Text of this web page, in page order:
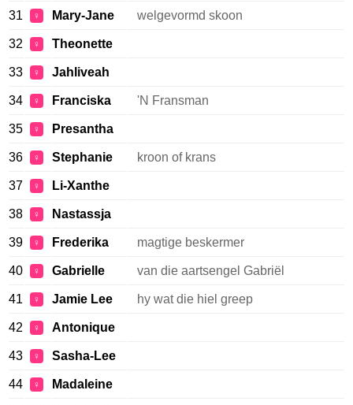
31 ♀ Mary-Jane welgevormd skoon
32 ♀ Theonette
33 ♀ Jahliveah
34 ♀ Franciska 'N Fransman
35 ♀ Presantha
36 ♀ Stephanie kroon of krans
37 ♀ Li-Xanthe
38 ♀ Nastassja
39 ♀ Frederika magtige beskermer
40 ♀ Gabrielle van die aartsengel Gabriël
41 ♀ Jamie Lee hy wat die hiel greep
42 ♀ Antonique
43 ♀ Sasha-Lee
44 ♀ Madaleine